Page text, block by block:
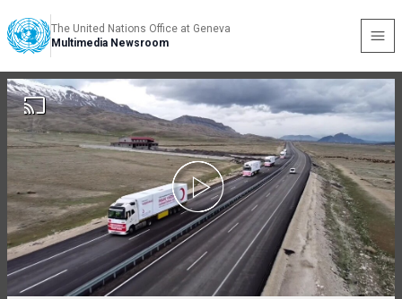
The United Nations Office at Geneva
Multimedia Newsroom